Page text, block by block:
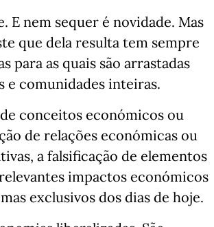
E nem sequer é novidade. Mas
que dela resulta tem sempre
para as quais são arrastadas
e comunidades inteiras.
conceitos económicos ou
de relações económicas ou
a falsificação de elementos
impactos económicos
exclusivos dos dias de hoje.